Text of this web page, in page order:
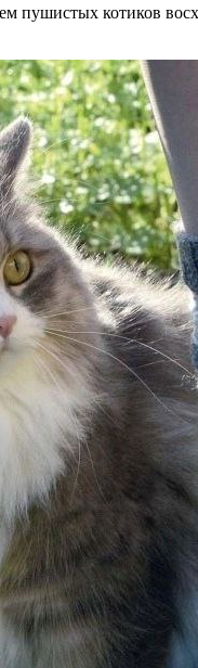
пушистых котиков